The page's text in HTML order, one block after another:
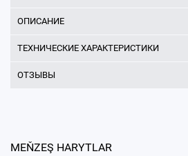
ОПИСАНИЕ
ТЕХНИЧЕСКИЕ ХАРАКТЕРИСТИКИ
ОТЗЫВЫ
MEŇZEŞ HARYTLAR